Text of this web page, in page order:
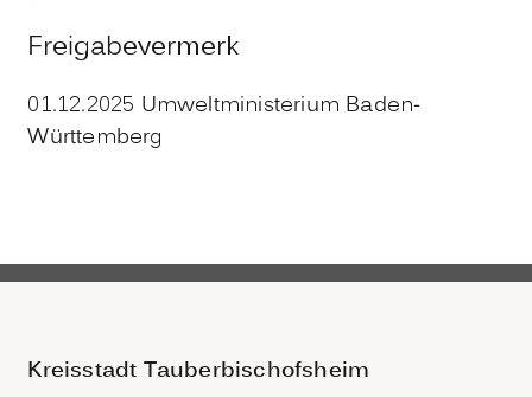
Freigabevermerk
01.12.2025 Umweltministerium Baden-
Württemberg
Kreisstadt Tauberbischofsheim